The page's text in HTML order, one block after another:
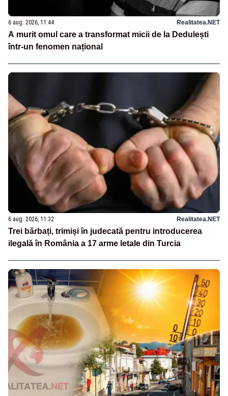
6 aug. 2026, 11:44 Realitatea.NET
A murit omul care a transformat micii de la Dedulești
într-un fenomen național
6 aug. 2026, 11:32 Realitatea.NET
Trei bărbați, trimiși în judecată pentru introducerea
ilegală în România a 17 arme letale din Turcia